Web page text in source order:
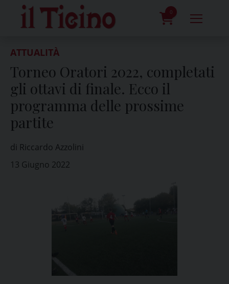
content
0
ATTUALITÀ
Torneo Oratori 2022, completati
gli ottavi di finale. Ecco il
programma delle prossime
partite
di Riccardo Azzolini
13 Giugno 2022